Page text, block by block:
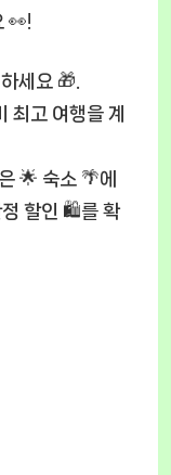
👀!
세요 🎁.
최고 여행을 계
🌟 숙소 🌴에
정 할인 🛍️를 확